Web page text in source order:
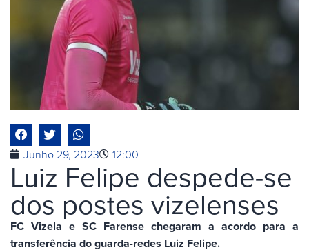
Junho 29, 2023 12:00
Luiz Felipe despede-se
dos postes vizelenses
FC Vizela e SC Farense chegaram a acordo para a
transferência do guarda-redes Luiz Felipe.